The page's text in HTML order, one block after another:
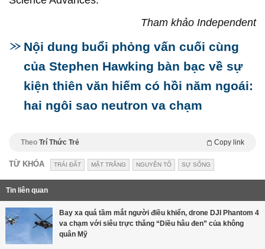
Tham khảo Independent
Nội dung buổi phỏng vấn cuối cùng
của Stephen Hawking bàn bạc về sự
kiện thiên văn hiếm có hồi năm ngoái:
hai ngôi sao neutron va chạm
Theo Trí Thức Trẻ Copy link
TỪ KHÓA TRÁI ĐẤT MẶT TRĂNG NGUYÊN TỐ SỰ SỐNG
Tin liên quan
Bay xa quá tầm mắt người điều khiển, drone DJI Phantom 4
va chạm với siêu trực thăng “Diều hâu đen” của không
quân Mỹ